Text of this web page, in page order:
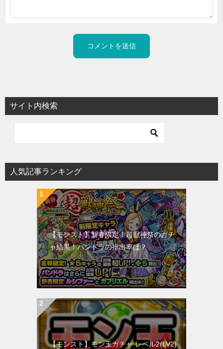
サイト内検索
人気記事ランキング
【モンスト】新春限定！超獣神祭のガチ
ャ結果！パンドラの排出率は？
【モンスト】モン玉ガチャ レベル2(LV2)